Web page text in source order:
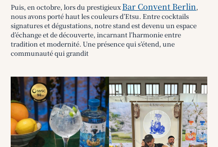
Puis, en octobre, lors du prestigieuxBar Convent Berlin,
nous avons porté haut les couleurs d’Etsu. Entre cocktails
signatures et dégustations, notre stand est devenu un espace
d’échange et de découverte, incarnant l’harmonie entre
tradition et modernité. Une présence qui s’étend, une
communauté qui grandit